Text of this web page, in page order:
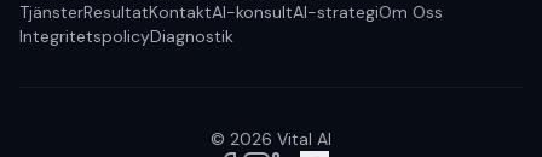
TjänsterResultatKontaktAI-konsultAI-strategiOm Oss
IntegritetspolicyDiagnostik
© 2026 Vital AI